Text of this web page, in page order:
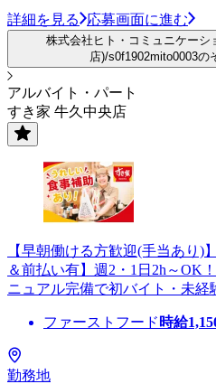
詳細を見る 応募画面に進む
株式会社ヒト・コミュニケーシ
店)/s0f1902mito0003の
アルバイト・パート
すき家 牛久中央店
【早朝働ける方歓迎(手当あ
＆前払い有】週2・1日2h～OK
ニュアル完備で初バイト・未経
ファーストフード 時給
勤務地